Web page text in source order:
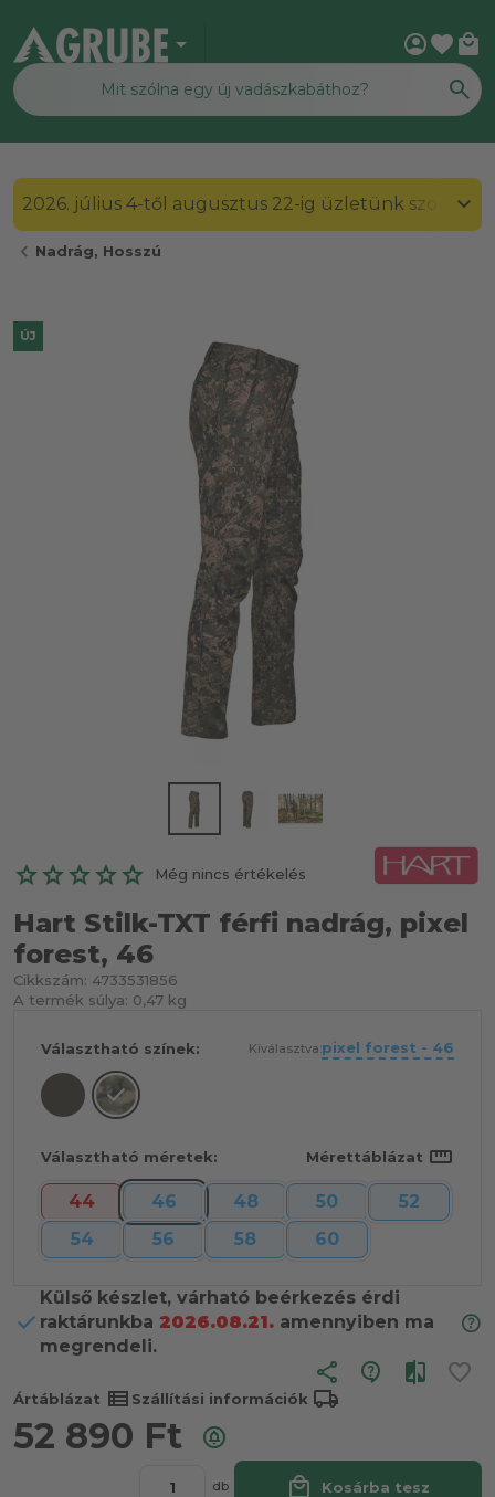
arrow_drop_down account_circlefavorite local_mall
2026. július 4-től augusztus 22-ig üzletünk
chevron_left Nadrág, Hosszú
ÚJ
Még nincs értékelés
Hart Stilk-TXT férfi nadrág, pixel
forest, 46
Cikkszám: 4733531856
A termék súlya: 0,47 kg
Választható színek: Kiválasztva:pixel forest - 46
Választható méretek: Mérettáblázat straighten
44 46 48 50
52
54
56 58 60
Külső készlet, várható beérkezés érdi
raktárunkba 2026.08.21. amennyiben ma
megrendeli.
share
Ártáblázat view_list Szállítási információk local_shipping
52 890 Ft
db local_mall Kosárba tesz